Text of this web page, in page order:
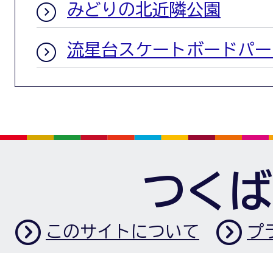
みどりの北近隣公園
流星台スケートボードパ
つく
このサイトについて プ